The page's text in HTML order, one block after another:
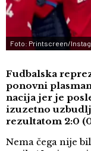
Foto: Printscreen/
Fudbalska
ponovni
nacija jer je
izuzetno
rezultatom 2:0
Nema čega nije